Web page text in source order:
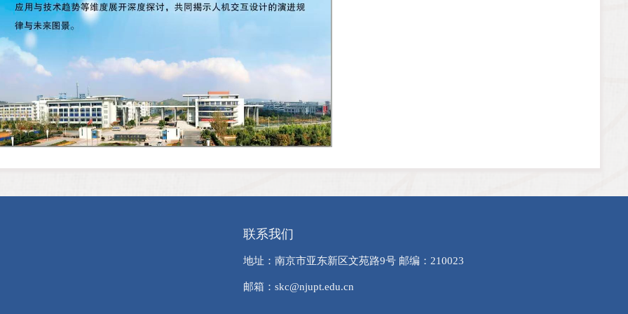
联系我们
地址：南京市亚东新区文苑路9号 邮编：210023
邮箱：skc@njupt.edu.cn